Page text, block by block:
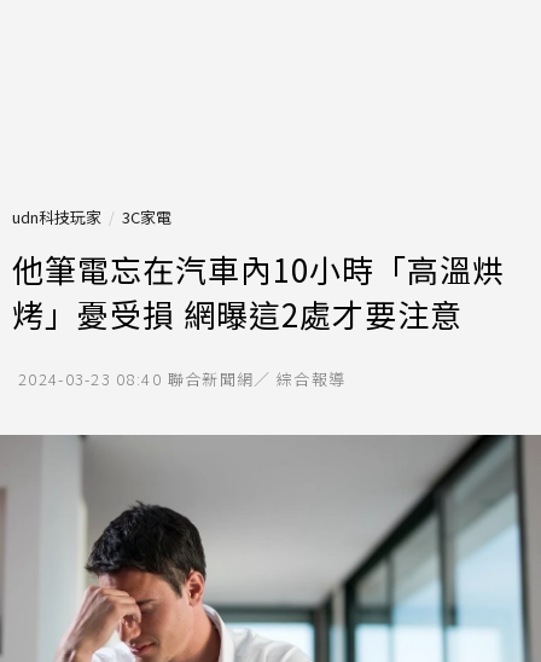
udn科技玩家 3C家電
他筆電忘在汽車內10小時「高溫烘
烤」憂受損 網曝這2處才要注意
2024-03-23 08:40 聯合新聞網／ 綜合報導